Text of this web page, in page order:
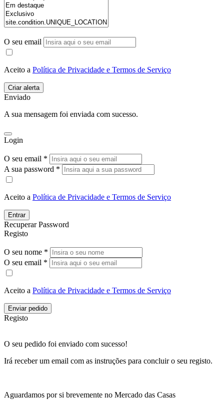
O seu email
Aceito a Política de Privacidade e Termos de Serviço
Enviado
A sua mensagem foi enviada com sucesso.
Login
O seu email *
A sua password *
Aceito a Política de Privacidade e Termos de Serviço
Entrar
Recuperar Password
Registo
O seu nome *
O seu email *
Aceito a Política de Privacidade e Termos de Serviço
Enviar pedido
Registo
O seu pedido foi enviado com sucesso!
Irá receber um email com as instruções para concluir o seu registo.
Aguardamos por si brevemente no Mercado das Casas